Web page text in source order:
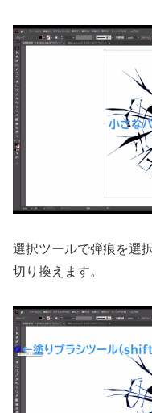
選択ツールで弾痕を選
切り換えます。